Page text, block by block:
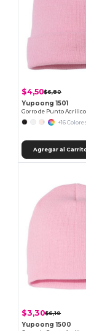
$4,50$6,80
Yupoong 1501
Gorro de Punto
+16
Agregar al
$3,30$6,10
Yupoong 1500